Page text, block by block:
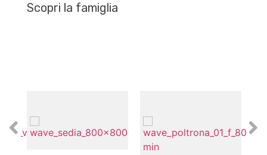
Scopri la famiglia